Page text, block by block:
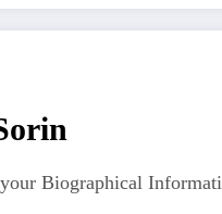
Biographical